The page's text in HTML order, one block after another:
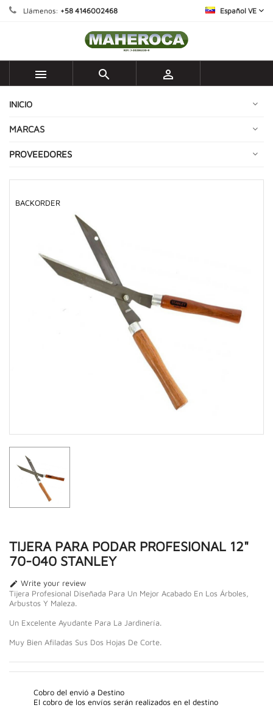
Llámenos: +58 4146002468 Español VE
  
INICIO
MARCAS
PROVEEDORES
BACKORDER
TIJERA PARA PODAR PROFESIONAL 12"
70-040 STANLEY
 Write your review
Tijera Profesional Diseñada Para Un Mejor Acabado En Los Árboles,
Arbustos Y Maleza.
Un Excelente Ayudante Para La Jardinería.
Muy Bien Afiladas Sus Dos Hojas De Corte.
Cobro del envió a Destino
El cobro de los envíos serán realizados en el destino